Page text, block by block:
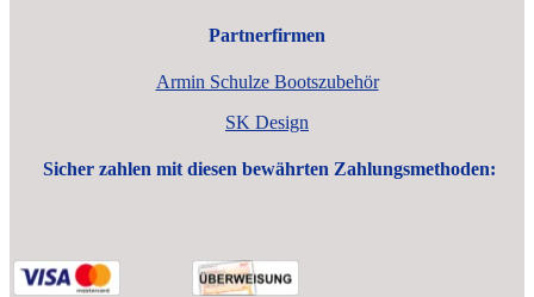
Partnerfirmen
Armin Schulze Bootszubehör
SK Design
Sicher zahlen mit diesen bewährten Zahlungsmethoden: